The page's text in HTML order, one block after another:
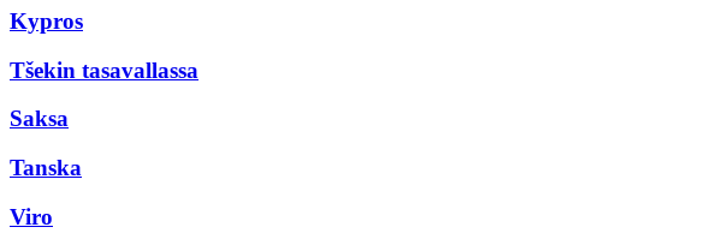
Kypros
Tšekin tasavallassa
Saksa
Tanska
Viro